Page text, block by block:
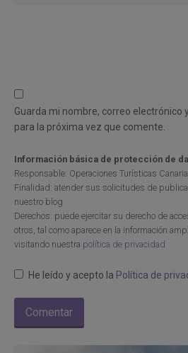
Guarda mi nombre, correo electrónico
para la próxima vez que comente.
Información básica de protección de
Responsable: Operaciones Turísticas
Finalidad: atender sus solicitudes de
nuestro blog
Derechos: puede ejercitar su derecho de
otros, tal como aparece en la información
visitando nuestra política de privacidad
He leído y acepto la Política de